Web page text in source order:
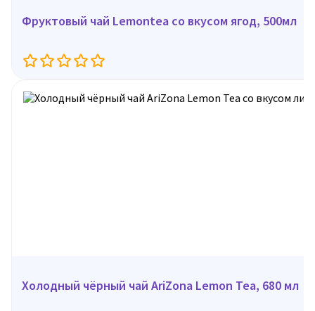
Фруктовый чай Lemontea со вкусом ягод, 500мл
Холодный чёрный чай AriZona Lemon Tea, 680 мл